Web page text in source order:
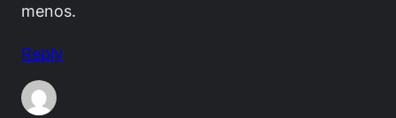
menos.
Reply